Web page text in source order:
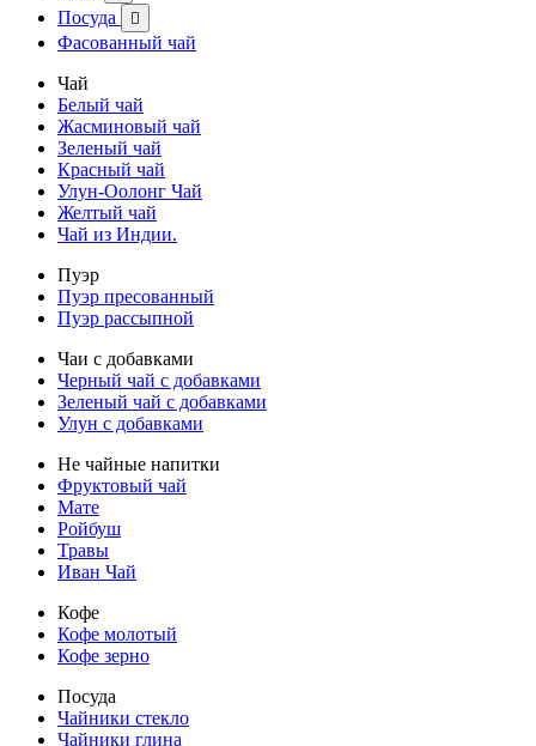
Посуда 
Фасованный чай
Чай
Белый чай
Жасминовый чай
Зеленый чай
Красный чай
Улун-Оолонг Чай
Желтый чай
Чай из Индии.
Пуэр
Пуэр пресованный
Пуэр рассыпной
Чаи с добавками
Черный чай с добавками
Зеленый чай с добавками
Улун с добавками
Не чайные напитки
Фруктовый чай
Мате
Ройбуш
Травы
Иван Чай
Кофе
Кофе молотый
Кофе зерно
Посуда
Чайники стекло
Чайники глина